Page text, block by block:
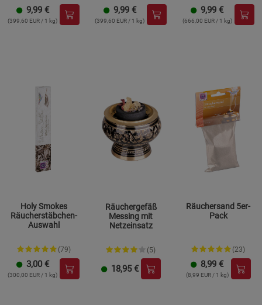
9,99 €
(399,60 EUR / 1 kg)
9,99 €
(399,60 EUR / 1 kg)
9,99 €
(666,00 EUR / 1 kg)
Holy Smokes
Räucherstäbchen-
Auswahl
(79)
3,00 €
(300,00 EUR / 1 kg)
Räuchergefäß
Messing mit
Netzeinsatz
(5)
18,95 €
Räuchersand 5er-
Pack
(23)
8,99 €
(8,99 EUR / 1 kg)